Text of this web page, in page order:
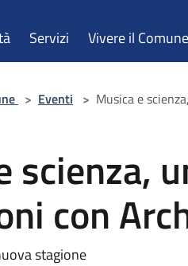
Servizi Vivere il Comune
> Eventi > Musica e
scienza,
con
stagione